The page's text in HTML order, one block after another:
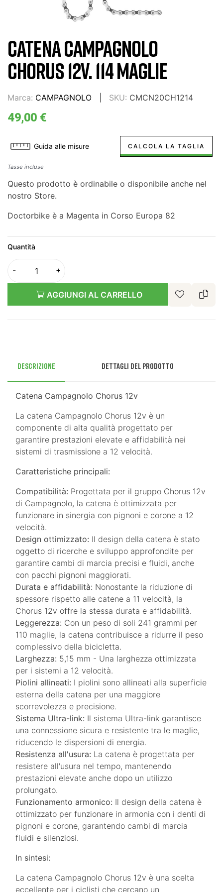
CATENA CAMPAGNOLO
CHORUS 12V. 114 MAGLIE
Marca: CAMPAGNOLO SKU: CMCN20CH1214
49,00 €
Guida alle misure CALCOLA LA TAGLIA
Tasse incluse
Questo prodotto è ordinabile o disponibile anche nel
nostro Store.
Doctorbike è a Magenta in Corso Europa 82
Quantità
AGGIUNGI AL CARRELLO
Descrizione Dettagli del prodotto
Catena Campagnolo Chorus 12v
La catena Campagnolo Chorus 12v è un
componente di alta qualità progettato per
garantire prestazioni elevate e affidabilità nei
sistemi di trasmissione a 12 velocità.
Caratteristiche principali:
Compatibilità: Progettata per il gruppo Chorus 12v
di Campagnolo, la catena è ottimizzata per
funzionare in sinergia con pignoni e corone a 12
velocità.
Design ottimizzato: Il design della catena è stato
oggetto di ricerche e sviluppo approfondite per
garantire cambi di marcia precisi e fluidi, anche
con pacchi pignoni maggiorati.
Durata e affidabilità: Nonostante la riduzione di
spessore rispetto alle catene a 11 velocità, la
Chorus 12v offre la stessa durata e affidabilità.
Leggerezza: Con un peso di soli 241 grammi per
110 maglie, la catena contribuisce a ridurre il peso
complessivo della bicicletta.
Larghezza: 5,15 mm - Una larghezza ottimizzata
per i sistemi a 12 velocità.
Piolini allineati: I piolini sono allineati alla superficie
esterna della catena per una maggiore
scorrevolezza e precisione.
Sistema Ultra-link: Il sistema Ultra-link garantisce
una connessione sicura e resistente tra le maglie,
riducendo le dispersioni di energia.
Resistenza all'usura: La catena è progettata per
resistere all'usura nel tempo, mantenendo
prestazioni elevate anche dopo un utilizzo
prolungato.
Funzionamento armonico: Il design della catena è
ottimizzato per funzionare in armonia con i denti di
pignoni e corone, garantendo cambi di marcia
fluidi e silenziosi.
In sintesi:
La catena Campagnolo Chorus 12v è una scelta
eccellente per i ciclisti che cercano un